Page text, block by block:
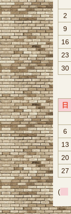
2
9
16
23
30
日
6
13
20
27
(